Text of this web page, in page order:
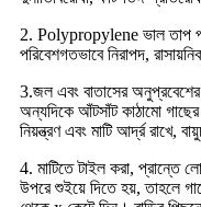
2. Polypropylene ভাল তাপ
পরিবেশগতভাবে নিরাপদ,
3.জল এবং বাতাসের
অন্যদিকে আঁটসাঁট কাঠামো
নিয়ন্ত্রণ এবং মাটি আর্দ্র রাখে,
4. মাটিতে টাইল করা, প্রান্তে
উপরে শুইয়ে দিতে হয়, তাহলে